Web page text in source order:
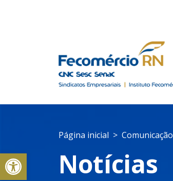
Abrir a barra de ferramentas
Página inicial Comunicação
Notícias